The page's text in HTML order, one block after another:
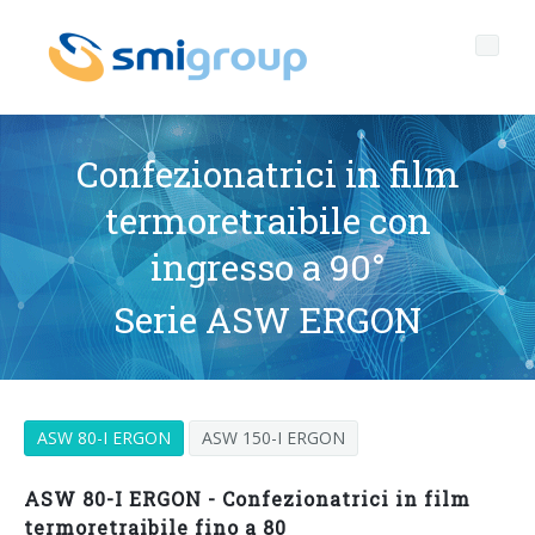
Profilo
Chi siamo
Dati chiave
Storia
Filiali
Governance
Corporate governance
Qualità, Ambiente e Sicurezza
General Data Protection Regulation
Sostenibilità
rPET
Tappi ancorati
LINEE DI IMBOTTIGLIAMENTO
Linee complete
SOFFIATRICI PER BOTTIGLIE PET/ rPET
After sales
Portale Smyzone
Media center
Confezionatrici in film
termoretraibile con
ingresso a 90°
Serie ASW ERGON
ASW 80-I ERGON ASW 150-I ERGON
ASW 80-I ERGON - Confezionatrici in film
termoretraibile fino a 80